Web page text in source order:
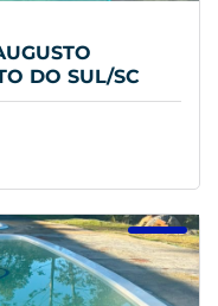
DO SUL/SC